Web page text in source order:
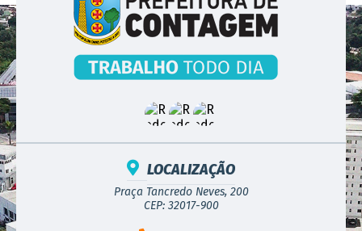
LOCALIZAÇÃO
Praça Tancredo Neves, 200
CEP: 32017-900